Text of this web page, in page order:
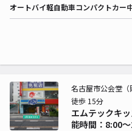
オートバイ軽自動車コンパクトカー
エムテックキ
能時間：8:00～
名古屋市公会堂
徒歩 15分